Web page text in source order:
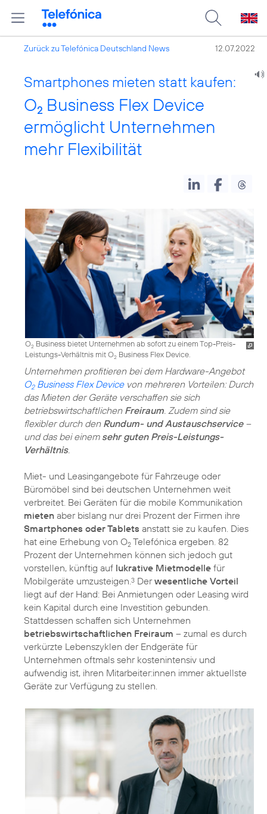
Zurück zu Telefónica Deutschland News 12.07.2022
Smartphones mieten statt kaufen:
O2 Business Flex Device
ermöglicht Unternehmen
mehr Flexibilität
O2 Business bietet Unternehmen ab sofort zu einem Top-Preis-
Leistungs-Verhältnis mit O2 Business Flex Device.
Unternehmen profitieren bei dem Hardware-Angebot
O2Business Flex Devicevon mehreren Vorteilen: Durch
das Mieten der Geräte verschaffen sie sich
betriebswirtschaftlichen Freiraum . Zudem sind sie
flexibler durch den Rundum- und Austauschservice–
und das bei einem sehr guten Preis-Leistungs-
Verhältnis.
Miet- und Leasingangebote für Fahrzeuge oder
Büromöbel sind bei deutschen Unternehmen weit
verbreitet. Bei Geräten für die mobile Kommunikation
mieten aber bislang nur drei Prozent der Firmen ihre
Smartphones oder Tablets anstatt sie zu kaufen. Dies
hat eine Erhebung von O2 Telefónica ergeben. 82
Prozent der Unternehmen können sich jedoch gut
vorstellen, künftig auf lukrative Mietmodelle für
Mobilgeräte umzusteigen. 3 Derwesentliche Vorteil
liegt auf der Hand: Bei Anmietungen oder Leasing wird
kein Kapital durch eine Investition gebunden.
Stattdessen schaffen sich Unternehmen
betriebswirtschaftlichen Freiraum – zumal es durch
verkürzte Lebenszyklen der Endgeräte für
Unternehmen oftmals sehr kostenintensiv und
aufwendig ist, ihren Mitarbeiter:innen immer aktuellste
Geräte zur Verfügung zu stellen.